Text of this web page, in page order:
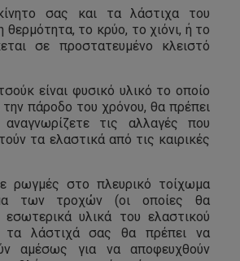
σας και τα λάστιχα του
θερμότητα, το κρύο, το χιόνι, ή το
σε προστατευμένο κλειστό
είναι φυσικό υλικό το οποίο
πάροδο του χρόνου, θα πρέπει
τις αλλαγές που
τα ελαστικά από τις καιρικές
ρωγμές στο πλευρικό τοίχωμα
των τροχών (οι οποίες θα
υλικά του ελαστικού
τα λάστιχά σας θα πρέπει να
αμέσως για να αποφευχθούν